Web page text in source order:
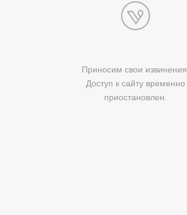
Приносим свои извинения.
Доступ к сайту временно
приостановлен.